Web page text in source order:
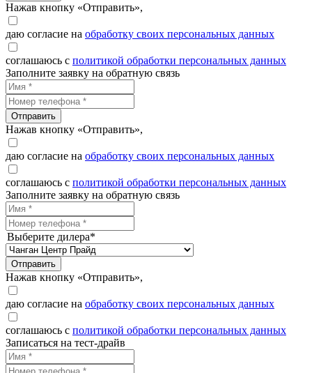
Нажав кнопку «Отправить»,
даю согласие на обработку своих персональных данных
соглашаюсь с политикой обработки персональных данных
Заполните заявку на обратную связь
Отправить
Нажав кнопку «Отправить»,
даю согласие на обработку своих персональных данных
соглашаюсь с политикой обработки персональных данных
Заполните заявку на обратную связь
Выберите дилера*
Отправить
Нажав кнопку «Отправить»,
даю согласие на обработку своих персональных данных
соглашаюсь с политикой обработки персональных данных
Записаться на тест-драйв